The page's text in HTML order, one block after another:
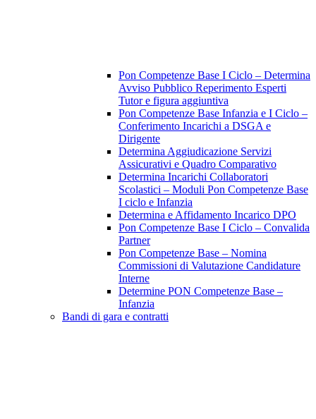
Pon Competenze Base I Ciclo – Determina
Avviso Pubblico Reperimento Esperti
Tutor e figura aggiuntiva
Pon Competenze Base Infanzia e I Ciclo –
Conferimento Incarichi a DSGA e
Dirigente
Determina Aggiudicazione Servizi
Assicurativi e Quadro Comparativo
Determina Incarichi Collaboratori
Scolastici – Moduli Pon Competenze Base
I ciclo e Infanzia
Determina e Affidamento Incarico DPO
Pon Competenze Base I Ciclo – Convalida
Partner
Pon Competenze Base – Nomina
Commissioni di Valutazione Candidature
Interne
Determine PON Competenze Base –
Infanzia
Bandi di gara e contratti